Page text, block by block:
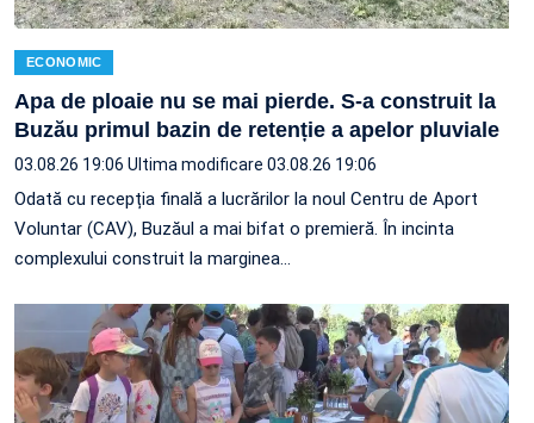
ECONOMIC
Apa de ploaie nu se mai pierde. S-a construit la
Buzău primul bazin de retenție a apelor pluviale
03.08.26 19:06 Ultima modificare 03.08.26 19:06
Odată cu recepția finală a lucrărilor la noul Centru de Aport
Voluntar (CAV), Buzăul a mai bifat o premieră. În incinta
complexului construit la marginea…